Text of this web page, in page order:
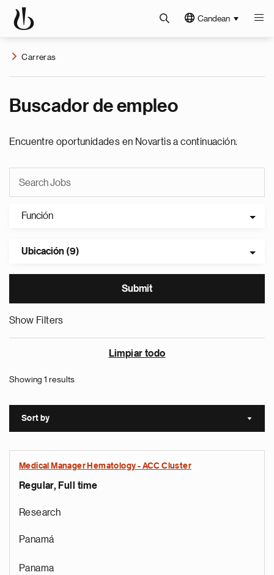
Candean
Carreras
Buscador de empleo
Encuentre oportunidades en Novartis a continuación.
Función
Ubicación (9)
Show Filters
Limpiar todo
Showing 1 results
Sort by Sort
Medical Manager Hematology - ACC Cluster
Regular, Full time
Research
Panamá
Panama